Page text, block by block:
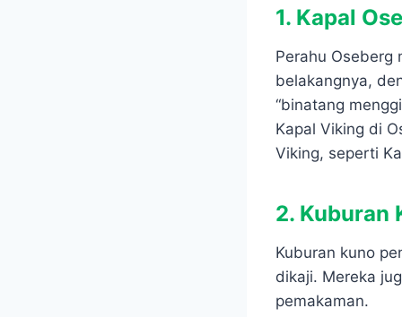
1. Kapal
Perahu Oseberg
belakangnya,
“binatang
Kapal Viking di
Viking, seperti
2. Kuburan
Kuburan kuno
dikaji. Mereka
pemakaman.